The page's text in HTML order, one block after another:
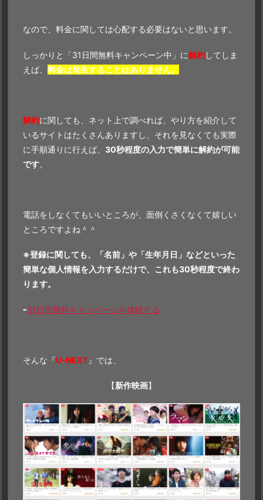
なので、料金に関しては心配する必要はないと思います。
しっかりと「31日間無料キャンペーン中」に解約してしま
えば、 料金は発生することはありません。
解約に関しても、ネット上で調べれば、やり方を紹介して
いるサイトはたくさんありますし、それを見なくても実際
に手順通りに行えば、 30秒程度の入力で簡単に解約が可能
です。
電話をしなくてもいいところが、面倒くさくなくて嬉しい
ところですよね＾＾
※登録に関しても、「名前」や「生年月日」などといった
簡単な個人情報を入力するだけで、これも30秒程度で終わ
ります。
⇨31日間無料キャンペーンを体験する
そんな『U-NEXT』では、
【新作映画】